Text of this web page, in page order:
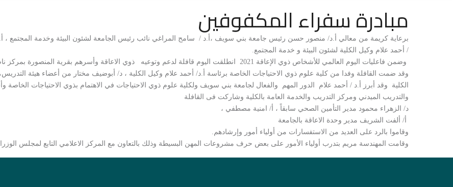
مبادرة سفراء المكفوفين
برعاية كريمة من معالي أ.د/ منصور حسن رئيس جامعة بني سويف ،أ.د / سامح المراغي نائب رئيس الجامعة لشئون البيئة وخدمة المجتمع ، أ.د /
/ أحمد علام وكيل الكلية لشئون البيئة و خدمة المجتمع.
وضمن فاعليات اليوم العالمي للأشخاص ذوي الإعاقة 2021 انطلقت اليوم قافلة لدعم وتوعيه ذوي الاعاقة وأسرهم بقرية المنصورة بمركز ناصر بجمعية تنمية المجتمع
وقد ضمت القافلة وفدا من كلية علوم ذوي الاحتياجات الخاصة برئاسة أ.د/ أحمد علام وكيل الكلية ، د/ أبوضيف مختار من أعضاء هيئة
الكلية وقد أبرز أ.د / أحمد علام الدور المهم والفعال لجامعة بني سويف ولكلية علوم ذوي الاحتياجات في الاهتمام بذوي الاحتياجات
والتدريب الميدني ومركز التدريب والخدمة العامة بالكلية وشاركت فى القافلة
د/ الزهراء محمود مدير التأمين الصحي سابقاً ، أ/ امنية مصطفي ،
أ/ ألفت الشريف مدير وحدة الاعاقة بالجامعة
وقاموا بالرد على العديد من الاستفسارات من أولياء أمور وإرشادهم.
وقامت المهندسة مريم بتدرب أولياء الأمور على بعض حرف مشروعات المهن البسيطة وذلك بالتعاون مع المركز الاعلامي التابع لمجلس